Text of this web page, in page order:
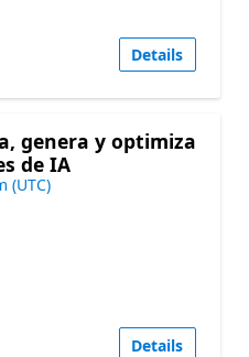
Details
genera y optimiza
de IA
(UTC)
Details